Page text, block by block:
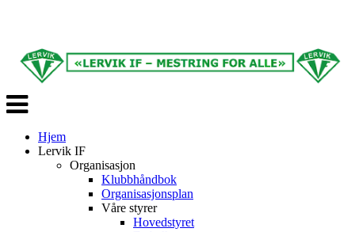
Veksle
navigasjon
Hjem
Lervik IF
Organisasjon
Klubbhåndbok
Organisasjonsplan
Våre styrer
Hovedstyret